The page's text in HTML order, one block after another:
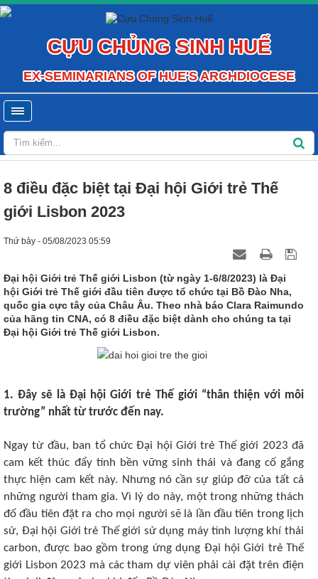
CỰU CHỦNG SINH HUẾ
EX-SEMINARIANS OF HUE'S ARCHDIOCESE
8 điều đặc biệt tại Đại hội Giới trẻ Thế
giới Lisbon 2023
Thứ bảy - 05/08/2023 05:59
Đại hội Giới trẻ Thế giới Lisbon (từ ngày 1-6/8/2023) là Đại
hội Giới trẻ Thế giới đầu tiên được tổ chức tại Bồ Đào Nha,
quốc gia cực tây của Châu Âu. Theo nhà báo Clara Raimundo
của hãng tin CNA, có 8 điều đặc biệt dành cho chúng ta tại
Đại hội Giới trẻ Thế giới Lisbon.
1. Đây sẽ là Đại hội Giới trẻ Thế giới “thân thiện với môi
trường” nhất từ trước đến nay.
Ngay từ đầu, ban tổ chức Đại hội Giới trẻ Thế giới 2023 đã
cam kết thúc đẩy tính bền vững sinh thái và đang cố gắng
thực hiện cam kết này. Nhưng nó cần sự giúp đỡ của tất cả
những người tham gia. Vì lý do này, một trong những thách
đố đầu tiên đặt ra cho mọi người sẽ là lần đầu tiên trong lịch
sử, Đại hội Giới trẻ Thế giới sử dụng máy tính lượng khí thải
carbon, được bao gồm trong ứng dụng Đại hội Giới trẻ Thế
giới Lisbon 2023 mà các tham dự viên phải cài đặt trên điện